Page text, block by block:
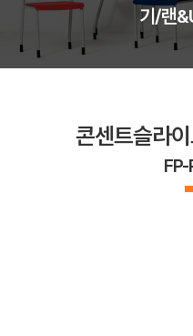
기/랜
콘센트슬라